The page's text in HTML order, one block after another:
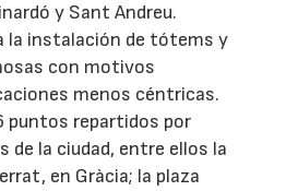
y Sant Andreu.
la instalación de tótems y
con motivos
menos céntricas.
puntos repartidos por
de la ciudad, entre ellos la
en Gràcia; la plaza